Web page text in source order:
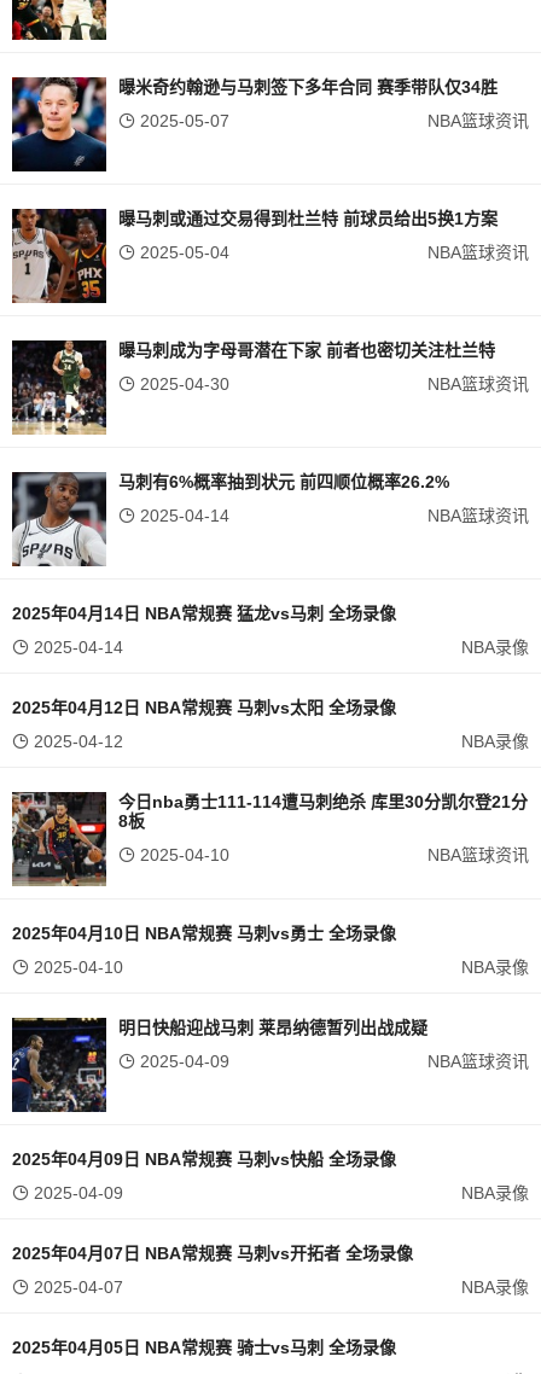
曝米奇约翰逊与马刺签下多年合同 赛季带队仅34胜
2025-05-07
NBA篮球资讯
曝马刺或通过交易得到杜兰特 前球员给出5换1方案
2025-05-04
NBA篮球资讯
曝马刺成为字母哥潜在下家 前者也密切关注杜兰特
2025-04-30
NBA篮球资讯
马刺有6%概率抽到状元 前四顺位概率26.2%
2025-04-14
NBA篮球资讯
2025年04月14日 NBA常规赛 猛龙vs马刺 全场录像
2025-04-14
NBA录像
2025年04月12日 NBA常规赛 马刺vs太阳 全场录像
2025-04-12
NBA录像
今日nba勇士111-114遭马刺绝杀 库里30分凯尔登21分
8板
2025-04-10
NBA篮球资讯
2025年04月10日 NBA常规赛 马刺vs勇士 全场录像
2025-04-10
NBA录像
明日快船迎战马刺 莱昂纳德暂列出战成疑
2025-04-09
NBA篮球资讯
2025年04月09日 NBA常规赛 马刺vs快船 全场录像
2025-04-09
NBA录像
2025年04月07日 NBA常规赛 马刺vs开拓者 全场录像
2025-04-07
NBA录像
2025年04月05日 NBA常规赛 骑士vs马刺 全场录像